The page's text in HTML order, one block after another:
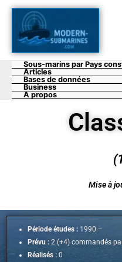
Aller
contenu
Sous-marins par Pays
Articles
Bases de données
Business
A propos
Mise à
Période études : 1990 –
Prévu : 2 (+4) commandés
Réalisés : 0